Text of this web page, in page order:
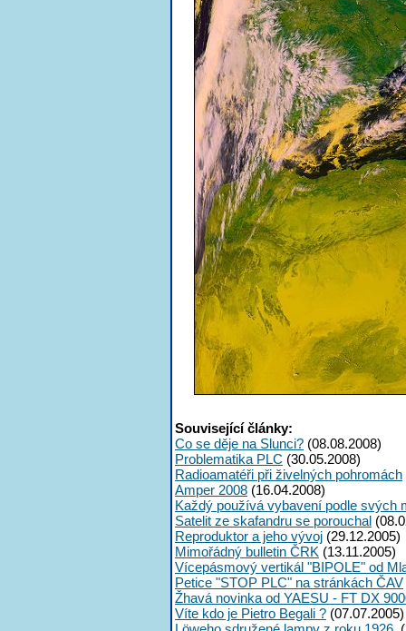
Související články:
Co se děje na Slunci? (08.08.2008)
Problematika PLC (30.05.2008)
Radioamatéři při živelných pohromách
Amper 2008 (16.04.2008)
Každý používá vybavení podle svých
Satelit ze skafandru se porouchal
Reproduktor a jeho vývoj (29.12.2005)
Mimořádný bulletin ČRK (13.11.2005)
Vícepásmový vertikál "BIPOLE" od
Petice "STOP PLC" na stránkách ČAV
Žhavá novinka od YAESU - FT DX
Víte kdo je Pietro Begali ? (07.07.2005)